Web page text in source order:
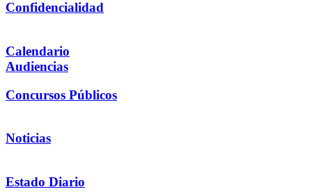
Confidencialidad
Calendario
Audiencias
Concursos Públicos
Noticias
Estado Diario